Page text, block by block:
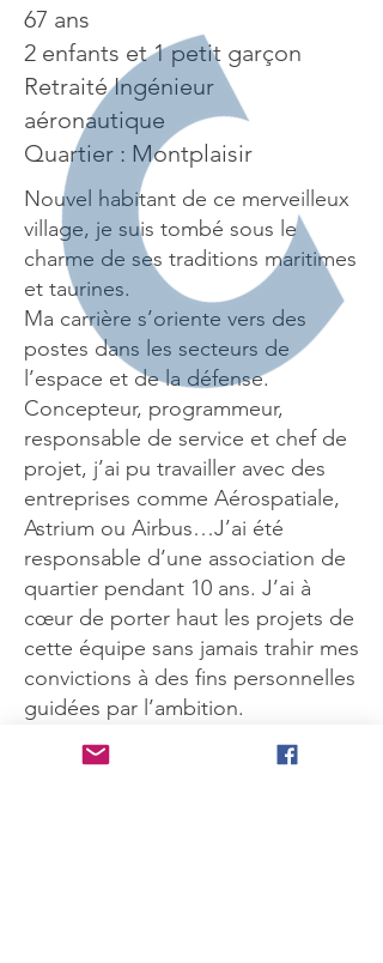
67 ans
2 enfants et 1 petit garçon
Retraité Ingénieur
aéronautique
Quartier : Montplaisir
Nouvel habitant de ce merveilleux
village, je suis tombé sous le
charme de ses traditions maritimes
et taurines.
Ma carrière s’oriente vers des
postes dans les secteurs de
l’espace et de la défense.
Concepteur, programmeur,
responsable de service et chef de
projet, j’ai pu travailler avec des
entreprises comme Aérospatiale,
Astrium ou Airbus…J’ai été
responsable d’une association de
quartier pendant 10 ans. J’ai à
cœur de porter haut les projets de
cette équipe sans jamais trahir mes
convictions à des fins personnelles
guidées par l’ambition.
Mes atouts :
Rigoureux, réactif,